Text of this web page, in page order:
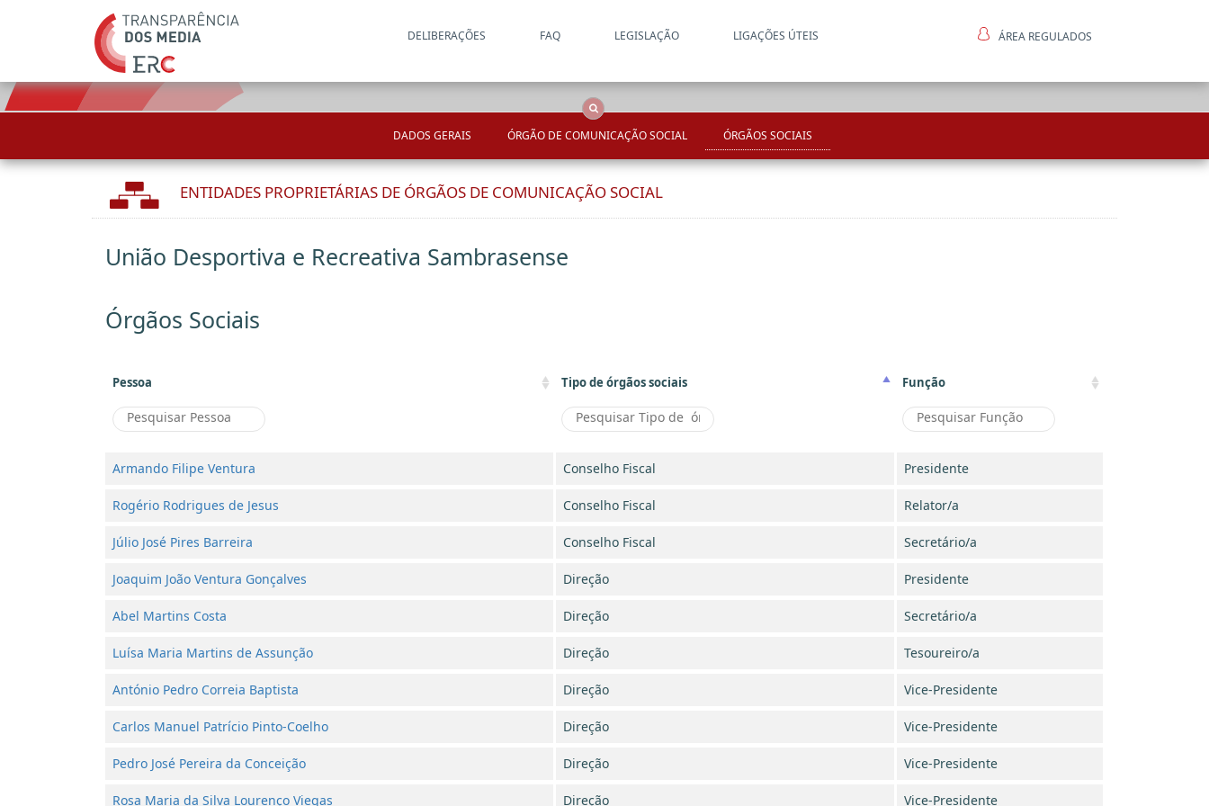
DELIBERAÇÕES FAQ LEGISLAÇÃO LIGAÇÕES ÚTEIS ÁREA REGULADOS
DADOS GERAIS ÓRGÃO DE COMUNICAÇÃO SOCIAL ÓRGÃOS SOCIAIS
ENTIDADES PROPRIETÁRIAS DE ÓRGÃOS DE COMUNICAÇÃO SOCIAL
União Desportiva e Recreativa Sambrasense
Órgãos Sociais
Pessoa Tipo de órgãos sociais Função
Armando Filipe Ventura Conselho Fiscal Presidente
Rogério Rodrigues de Jesus Conselho Fiscal Relator/a
Júlio José Pires Barreira Conselho Fiscal Secretário/a
Joaquim João Ventura Gonçalves Direção Presidente
Abel Martins Costa Direção Secretário/a
Luísa Maria Martins de Assunção Direção Tesoureiro/a
António Pedro Correia Baptista Direção Vice-Presidente
Carlos Manuel Patrício Pinto-Coelho Direção Vice-Presidente
Pedro José Pereira da Conceição Direção Vice-Presidente
Rosa Maria da Silva Lourenço Viegas Direção Vice-Presidente